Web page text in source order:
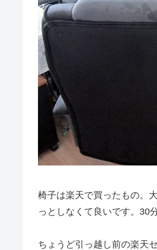
椅子は楽天で買ったもの。
っとしなくて良いです。30
ちょうど引っ越し前の楽天